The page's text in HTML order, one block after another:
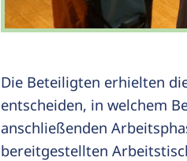
Die Beteiligten erhielten
entscheiden, in welchem
anschließenden
bereitgestellten